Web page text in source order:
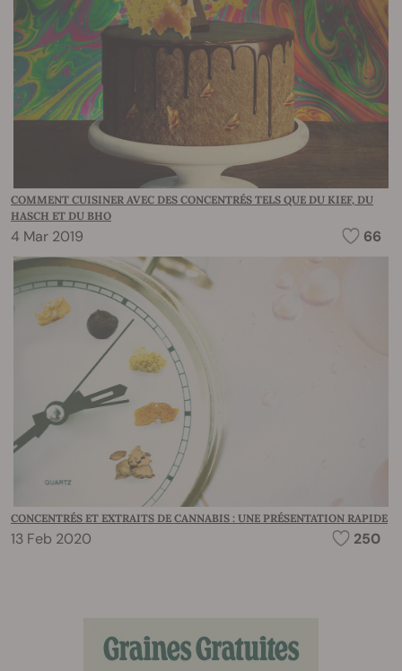
COMMENT CUISINER AVEC DES CONCENTRÉS TELS QUE DU KIEF, DU
HASCH ET DU BHO
4 Mar 2019 66
CONCENTRÉS ET EXTRAITS DE CANNABIS : UNE PRÉSENTATION RAPIDE
13 Feb 2020 250